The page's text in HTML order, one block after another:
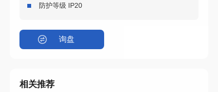
防护等级 IP20
询盘
相关推荐